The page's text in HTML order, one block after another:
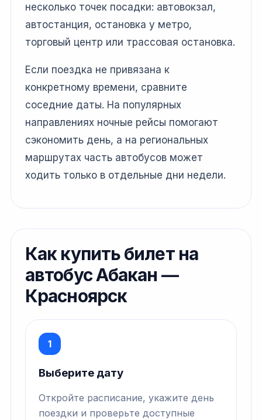
несколько точек посадки: автовокзал,
автостанция, остановка у метро,
торговый центр или трассовая остановка.
Если поездка не привязана к
конкретному времени, сравните
соседние даты. На популярных
направлениях ночные рейсы помогают
сэкономить день, а на региональных
маршрутах часть автобусов может
ходить только в отдельные дни недели.
Как купить билет на
автобус Абакан —
Красноярск
1
Выберите дату
Откройте расписание, укажите день
поездки и проверьте доступные